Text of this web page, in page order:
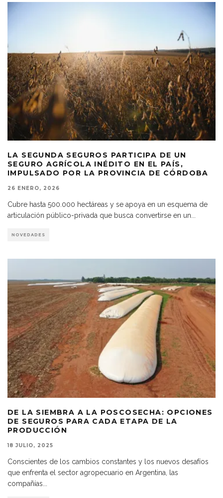
LA SEGUNDA SEGUROS PARTICIPA DE UN
SEGURO AGRÍCOLA INÉDITO EN EL PAÍS,
IMPULSADO POR LA PROVINCIA DE CÓRDOBA
26 ENERO, 2026
Cubre hasta 500.000 hectáreas y se apoya en un esquema de
articulación público-privada que busca convertirse en un...
NOVEDADES
DE LA SIEMBRA A LA POSCOSECHA: OPCIONES
DE SEGUROS PARA CADA ETAPA DE LA
PRODUCCIÓN
18 JULIO, 2025
Conscientes de los cambios constantes y los nuevos desafíos
que enfrenta el sector agropecuario en Argentina, las
compañías